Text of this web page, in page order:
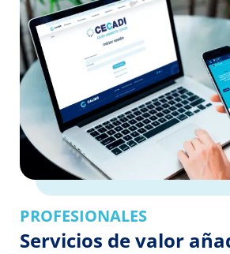
PROFESIONALES
Servicios de valor